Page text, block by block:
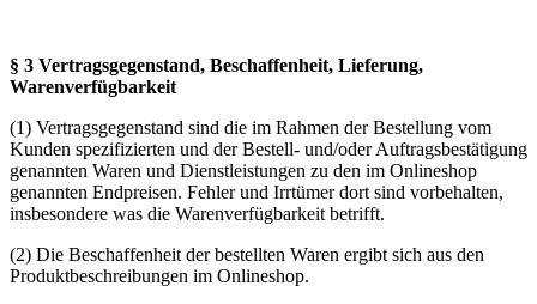
§ 3 Vertragsgegenstand, Beschaffenheit, Lieferung,
Warenverfügbarkeit
(1) Vertragsgegenstand sind die im Rahmen der Bestellung vom
Kunden spezifizierten und der Bestell- und/oder Auftragsbestätigung
genannten Waren und Dienstleistungen zu den im Onlineshop
genannten Endpreisen. Fehler und Irrtümer dort sind vorbehalten,
insbesondere was die Warenverfügbarkeit betrifft.
(2) Die Beschaffenheit der bestellten Waren ergibt sich aus den
Produktbeschreibungen im Onlineshop.